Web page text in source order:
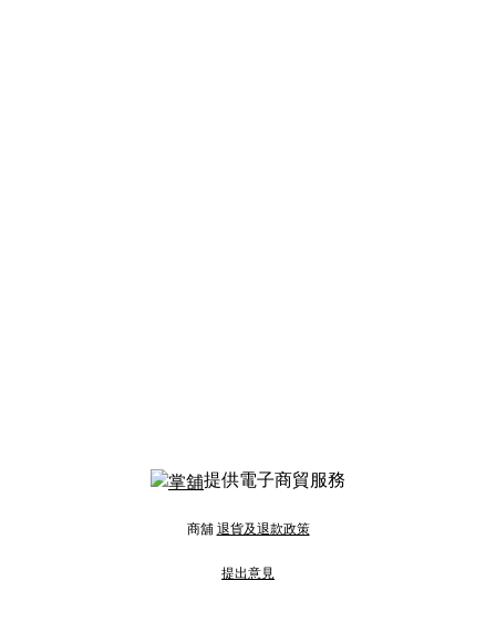
提供電子商貿服務
商舖 退貨及退款政策
提出意見